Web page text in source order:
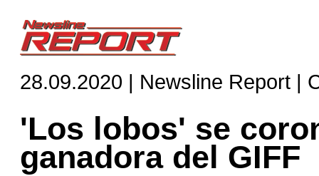
28.09.2020 | Newsline Report |
'Los lobos' se
ganadora del GIFF